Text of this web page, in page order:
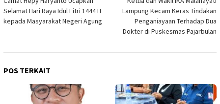
pos
Selamat Hari Raya Idul Fitri 1444 H
kepada Masyarakat Negeri Agung
Lampung Kecam Keras Tindakan
Penganiayaan Terhadap Dua
Dokter di Puskesmas Pajarbulan
POS TERKAIT